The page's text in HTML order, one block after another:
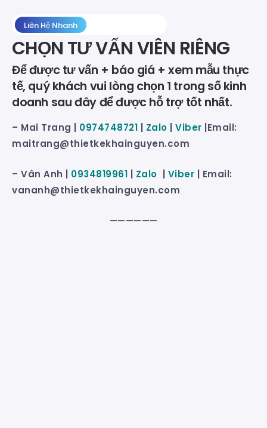
Liên Hệ Nhanh
CHỌN TƯ VẤN VIÊN RIÊNG
Để được tư vấn + báo giá + xem mẫu thực
tế, quý khách vui lòng chọn 1 trong số kinh
doanh sau đây để được hỗ trợ tốt nhất.
– Mai Trang | 0974748721 Zalo Viber |Email:
maitrang@thietkekhainguyen.com
– Vân Anh | 0934819961 Zalo Viber | Email:
vananh@thietkekhainguyen.com
——————